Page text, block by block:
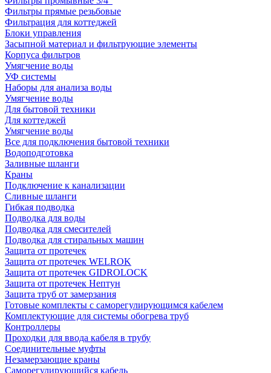
Фильтры прямые резьбовые
Фильтрация для коттеджей
Блоки управления
Засыпной материал и фильтрующие элементы
Корпуса фильтров
Умягчение воды
УФ системы
Наборы для анализа воды
Умягчение воды
Для бытовой техники
Для коттеджей
Умягчение воды
Все для подключения бытовой техники
Водоподготовка
Заливные шланги
Краны
Подключение к канализации
Сливные шланги
Гибкая подводка
Подводка для воды
Подводка для смесителей
Подводка для стиральных машин
Защита от протечек
Защита от протечек WELROK
Защита от протечек GIDROLOCK
Защита от протечек Нептун
Защита труб от замерзания
Готовые комплекты с саморегулирующимся кабелем
Комплектующие для системы обогрева труб
Контроллеры
Проходки для ввода кабеля в трубу
Соединительные муфты
Незамерзающие краны
Саморегулирующийся кабель